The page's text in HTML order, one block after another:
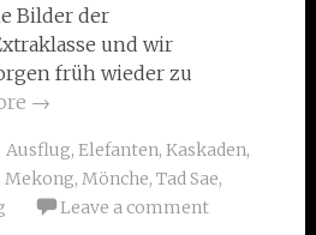
Bilder der
und wir
früh wieder zu
→
Ausflug, Elefanten, Kaskaden,
Mekong, Mönche, Tad Sae,
Leave a comment